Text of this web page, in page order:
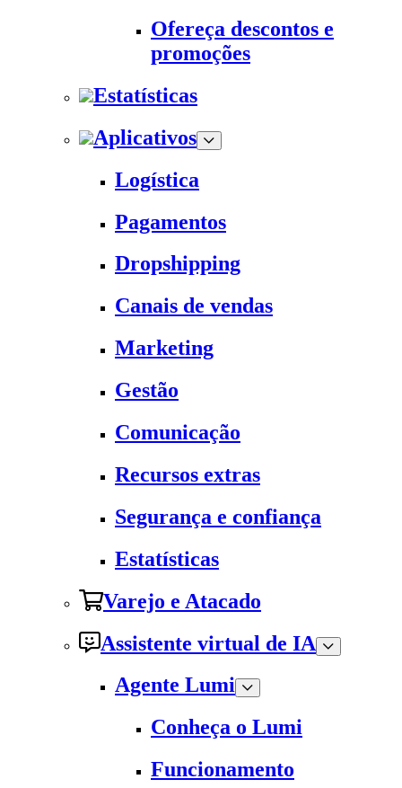
Ofereça descontos e
promoções
Estatísticas
Aplicativos
Logística
Pagamentos
Dropshipping
Canais de vendas
Marketing
Gestão
Comunicação
Recursos extras
Segurança e confiança
Estatísticas
Varejo e Atacado
Assistente virtual de IA
Agente Lumi
Conheça o Lumi
Funcionamento